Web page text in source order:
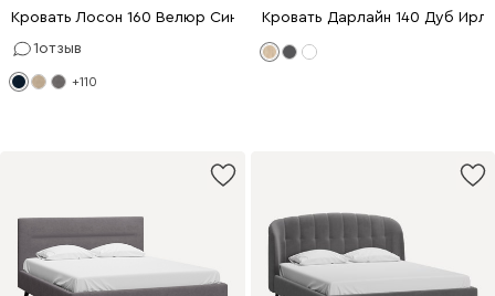
Кровать Лосон 160 Велюр Синий
1отзыв
+110
Кровать Дарлайн 140 Дуб